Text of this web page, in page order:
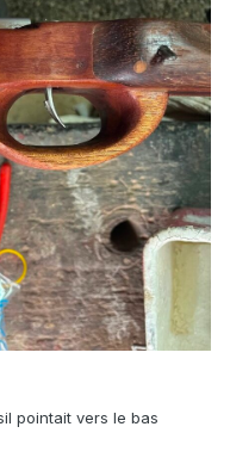
pointait vers le bas